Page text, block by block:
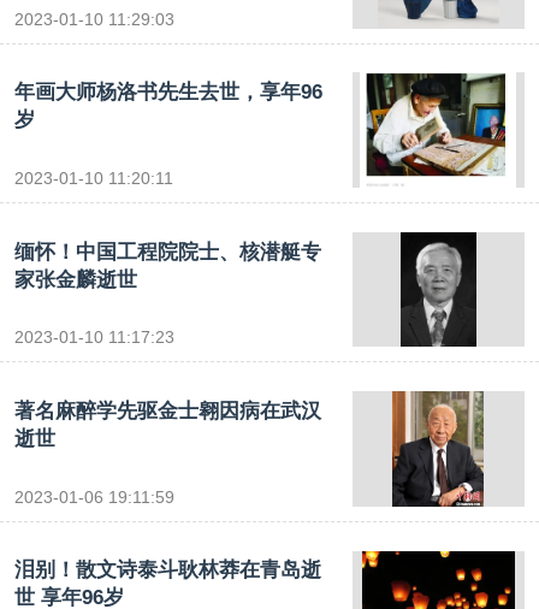
2023-01-10 11:29:03
年画大师杨洛书先生去世，享年96
岁
2023-01-10 11:20:11
缅怀！中国工程院院士、核潜艇专
家张金麟逝世
2023-01-10 11:17:23
著名麻醉学先驱金士翱因病在武汉
逝世
2023-01-06 19:11:59
泪别！散文诗泰斗耿林莽在青岛逝
世 享年96岁